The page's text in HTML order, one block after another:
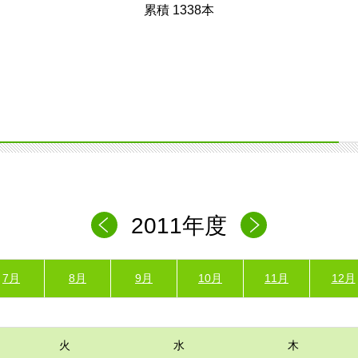
累積 1338本
2011年度
7月 8月 9月 10月 11月 12月
火 水 木